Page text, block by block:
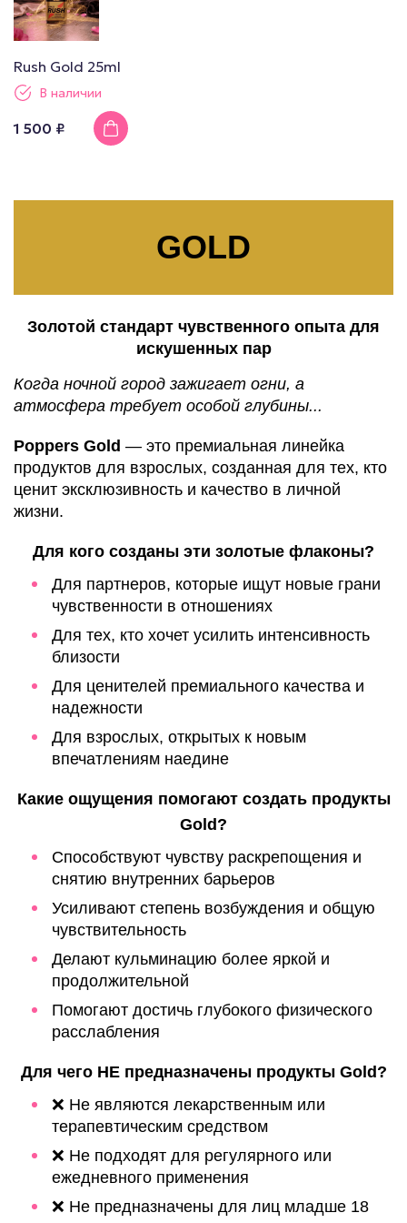
Rush Gold 25ml
В наличии
1 500 ₽
GOLD
Золотой стандарт чувственного опыта для
искушенных пар
Когда ночной город зажигает огни, а
атмосфера требует особой глубины...
Poppers Gold — это премиальная линейка
продуктов для взрослых, созданная для тех, кто
ценит эксклюзивность и качество в личной
жизни.
Для кого созданы эти золотые флаконы?
Для партнеров, которые ищут новые грани
чувственности в отношениях
Для тех, кто хочет усилить интенсивность
близости
Для ценителей премиального качества и
надежности
Для взрослых, открытых к новым
впечатлениям наедине
Какие ощущения помогают создать продукты
Gold?
Способствуют чувству раскрепощения и
снятию внутренних барьеров
Усиливают степень возбуждения и общую
чувствительность
Делают кульминацию более яркой и
продолжительной
Помогают достичь глубокого физического
расслабления
Для чего НЕ предназначены продукты Gold?
❌ Не являются лекарственным или
терапевтическим средством
❌ Не подходят для регулярного или
ежедневного применения
❌ Не предназначены для лиц младше 18